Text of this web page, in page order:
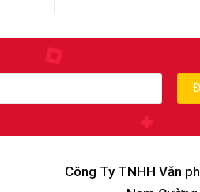
Công Ty TNHH Văn